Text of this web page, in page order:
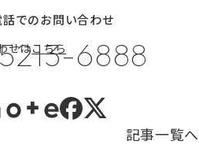
リシー
ィポリシー
話でのお問い合わせ
6888
せはこちら
記事一覧へ